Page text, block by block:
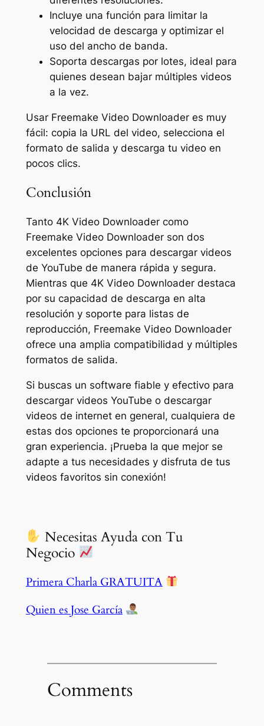
Incluye una función para limitar la
velocidad de descarga y optimizar el
uso del ancho de banda.
Soporta descargas por lotes, ideal para
quienes desean bajar múltiples videos
a la vez.
Usar Freemake Video Downloader es muy
fácil: copia la URL del video, selecciona el
formato de salida y descarga tu video en
pocos clics.
Conclusión
Tanto 4K Video Downloader como
Freemake Video Downloader son dos
excelentes opciones para descargar videos
de YouTube de manera rápida y segura.
Mientras que 4K Video Downloader destaca
por su capacidad de descarga en alta
resolución y soporte para listas de
reproducción, Freemake Video Downloader
ofrece una amplia compatibilidad y múltiples
formatos de salida.
Si buscas un software fiable y efectivo para
descargar videos YouTube o descargar
videos de internet en general, cualquiera de
estas dos opciones te proporcionará una
gran experiencia. ¡Prueba la que mejor se
adapte a tus necesidades y disfruta de tus
videos favoritos sin conexión!
Necesitas Ayuda con Tu
Negocio
Primera Charla GRATUITA
Quien es Jose García
Comments